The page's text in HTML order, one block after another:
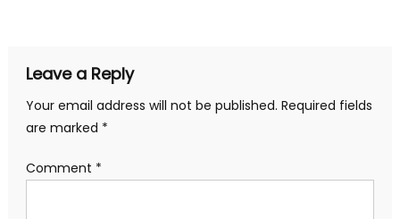
Leave a Reply
Your email address will not be published. Required fields
are marked *
Comment *